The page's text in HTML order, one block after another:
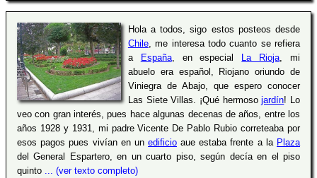
Hola a todos, sigo estos posteos desde
Chile, me interesa todo cuanto se refiera
a
España, en especial La Rioja, mi
abuelo era español, Riojano oriundo de
Viniegra de Abajo, que espero conocer
Las Siete Villas. ¡Qué hermosojardín! Lo
veo con gran interés, pues hace algunas decenas de años, entre los
años 1928 y 1931, mi padre Vicente De Pablo Rubio correteaba por
esos pagos pues vivían en un edificio aue estaba frente a la Plaza
del General Espartero, en un cuarto piso, según decía en el piso
quinto ... (ver texto completo)